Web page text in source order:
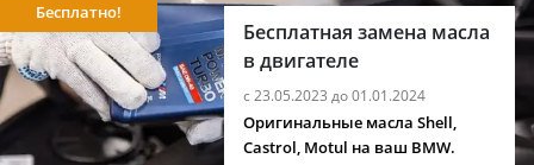
Бесплатная замена масла
в двигателе
с 23.05.2023 до 01.01.2024
Бесплатно!
Оригинальные масла Shell,
Castrol, Motul на ваш BMW.